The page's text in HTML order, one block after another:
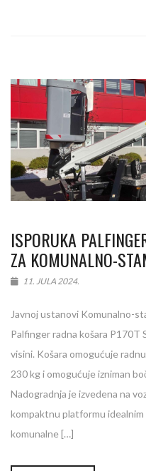
ISPORUKA
ZA KOMUNALNO-
11. JULA 2024.
Javnoj ustanovi Komunalno-
Palfinger radna košara P170T
visini. Košara omogućuje
230 kg i omogućuje izniman
Nadogradnja je izvedena na
kompaktnu platformu
komunalne […]